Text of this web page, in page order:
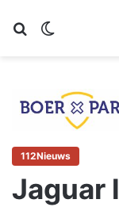
Zoeken
112Nieuws
Jaguar